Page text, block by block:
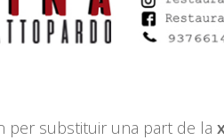
per substituir una part de la